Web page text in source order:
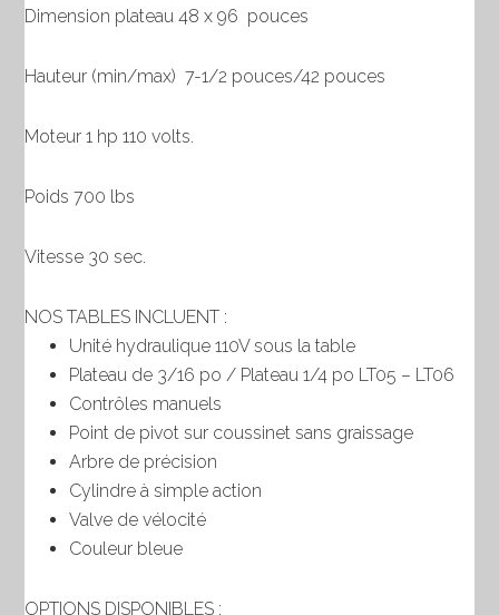
Dimension plateau 48 x 96 pouces
Hauteur (min/max) 7-1/2 pouces/42 pouces
Moteur 1 hp 110 volts.
Poids 700 lbs
Vitesse 30 sec.
NOS TABLES INCLUENT :
Unité hydraulique 110V sous la table
Plateau de 3/16 po / Plateau 1/4 po LT05 – LT06
Contrôles manuels
Point de pivot sur coussinet sans graissage
Arbre de précision
Cylindre à simple action
Valve de vélocité
Couleur bleue
OPTIONS DISPONIBLES :